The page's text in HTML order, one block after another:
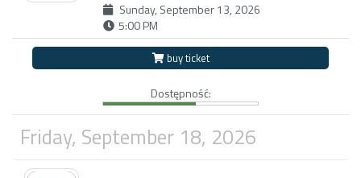
Sunday, September 13, 2026
5:00 PM
buy ticket
Dostępność:
Friday, September 18, 2026